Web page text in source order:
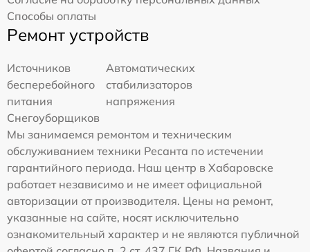
Способы оплаты
Ремонт устройств
Источников
бесперебойного
питания
Автоматических
стабилизаторов
напряжения
Снегоуборщиков
Мы занимаемся ремонтом и техническим
обслуживанием техники Ресанта по истечении
гарантийного периода. Наш центр в Хабаровске
работает независимо и не имеет официальной
авторизации от производителя. Цены на ремонт,
указанные на сайте, носят исключительно
ознакомительный характер и не являются публичной